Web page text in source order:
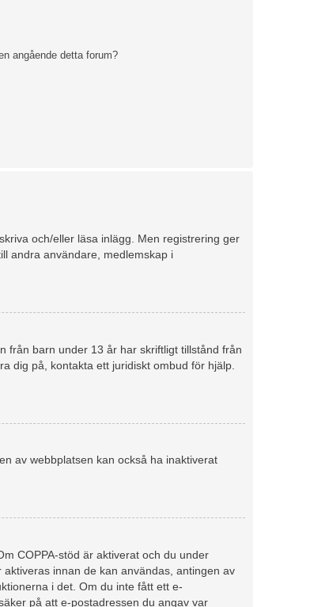
angående detta forum?
och/eller läsa inlägg. Men registrering ger
andra användare, medlemskap i
från barn under 13 år har skriftligt tillstånd från
dig på, kontakta ett juridiskt ombud för hjälp.
av webbplatsen kan också ha inaktiverat
COPPA-stöd är aktiverat och du under
innan de kan användas, antingen av
i det. Om du inte fått ett e-
på att e-postadressen du angav var